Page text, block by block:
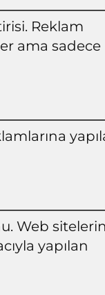
Reklam
ama sadece
Web
yapılan